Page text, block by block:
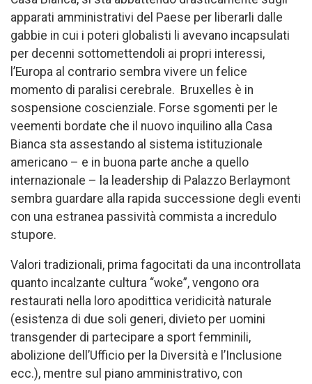
apparati amministrativi del Paese per liberarli dalle
gabbie in cui i poteri globalisti li avevano incapsulati
per decenni sottomettendoli ai propri interessi,
l’Europa al contrario sembra vivere un felice
momento di paralisi cerebrale. Bruxelles è in
sospensione coscienziale. Forse sgomenti per le
veementi bordate che il nuovo inquilino alla Casa
Bianca sta assestando al sistema istituzionale
americano – e in buona parte anche a quello
internazionale – la leadership di Palazzo Berlaymont
sembra guardare alla rapida successione degli eventi
con una estranea passività commista a incredulo
stupore.
Valori tradizionali, prima fagocitati da una incontrollata
quanto incalzante cultura “woke”, vengono ora
restaurati nella loro apodittica veridicità naturale
(esistenza di due soli generi, divieto per uomini
transgender di partecipare a sport femminili,
abolizione dell’Ufficio per la Diversità e l’Inclusione
ecc.), mentre sul piano amministrativo, con